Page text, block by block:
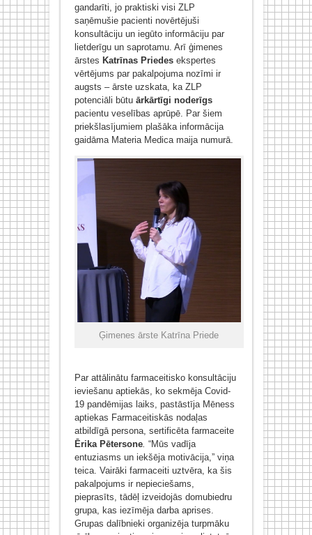
gandarīti, jo praktiski visi ZLP
saņēmušie pacienti novērtējuši
konsultāciju un iegūto informāciju par
lietderīgu un saprotamu. Arī ģimenes
ārstes Katrīnas Priedesekspertes
vērtējums par pakalpojuma nozīmi ir
augsts – ārste uzskata, ka ZLP
potenciāli būtu ārkārtīgi noderīgs
pacientu veselības aprūpē. Par šiem
priekšlasījumiem plašāka informācija
gaidāma Materia Medica maija numurā.
Ģimenes ārste Katrīna Priede
Par attālinātu farmaceitisko konsultāciju
ieviešanu aptiekās, ko sekmēja Covid-
19 pandēmijas laiks, pastāstīja Mēness
aptiekas Farmaceitiskās nodaļas
atbildīgā persona, sertificēta farmaceite
Ērika Pētersone. “Mūs vadīja
entuziasms un iekšēja motivācija,” viņa
teica. Vairāki farmaceiti uztvēra, ka šis
pakalpojums ir nepieciešams,
pieprasīts, tādēļ izveidojās domubiedru
grupa, kas iezīmēja darba aprises.
Grupas dalībnieki organizēja turpmāku